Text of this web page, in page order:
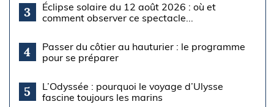
3
Éclipse solaire du 12 août 2026 : où et
comment observer ce spectacle...
4
Passer du côtier au hauturier : le programme
pour se préparer
5
L’Odyssée : pourquoi le voyage d’Ulysse
fascine toujours les marins